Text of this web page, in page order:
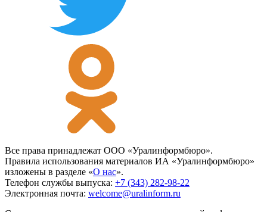
Все права принадлежат ООО «Уралинформбюро».
Правила использования материалов ИА «Уралинформбюро»
изложены в разделе «О нас».
Телефон службы выпуска: +7 (343) 282-98-22
Электронная почта: welcome@uralinform.ru